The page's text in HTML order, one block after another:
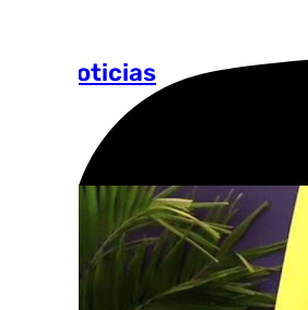
Más noticias